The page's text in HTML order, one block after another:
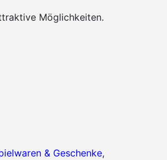
Möglichkeiten.
& Geschenke,